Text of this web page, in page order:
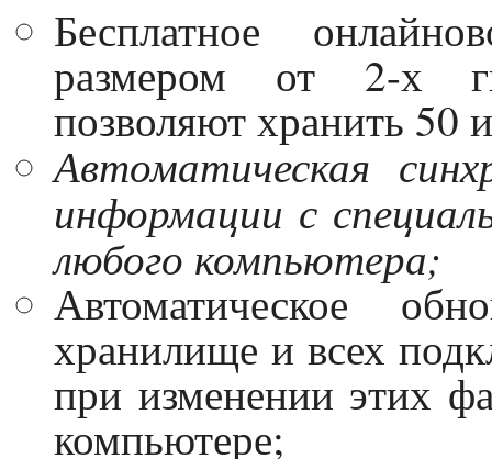
Бесплатное
размером от 2-х
позволяют хранить 50
Автоматическая
информации с
любого компьютера;
Автоматическое
хранилище и всех
при изменении этих
компьютере;